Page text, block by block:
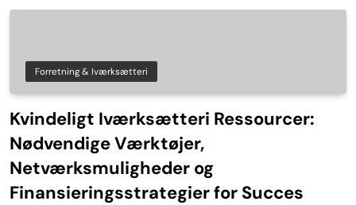
Forretning & Iværksætteri
Kvindeligt Iværksætteri Ressourcer:
Nødvendige Værktøjer,
Netværksmuligheder og
Finansieringsstrategier for Succes